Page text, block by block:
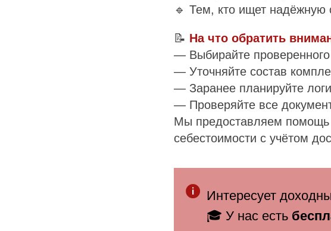
🔹 Тем, кто ищет надёжную
📝 На что обратить
— Выбирайте
— Уточняйте состав
— Заранее планируйте
— Проверяйте все
Мы предоставляем помощь
себестоимости с учётом
Интересует
🎓 У нас есть